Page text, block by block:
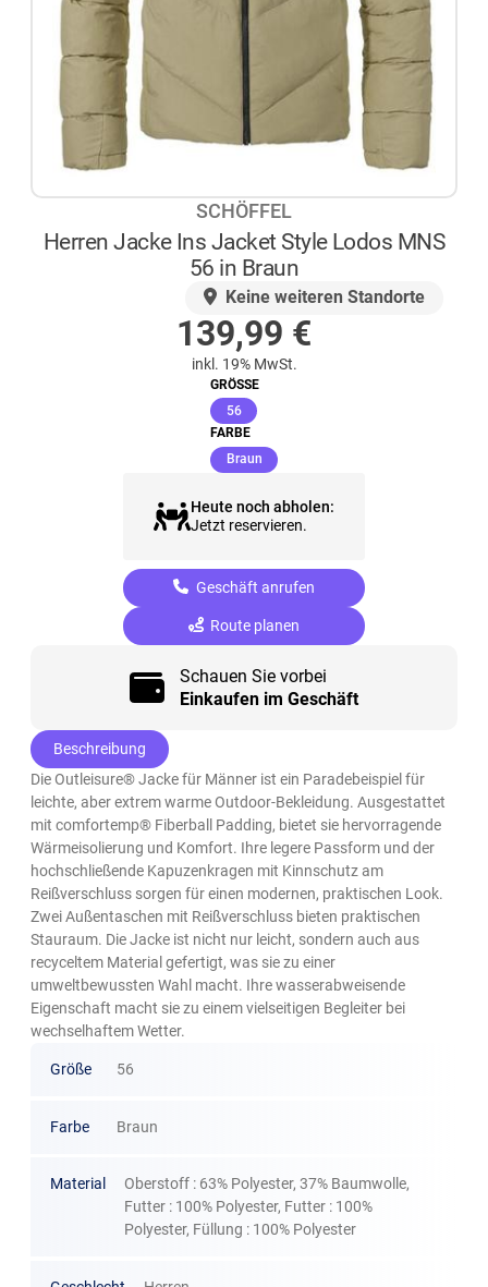
SCHÖFFEL
Herren Jacke Ins Jacket Style Lodos MNS
56 in Braun
Keine weiteren Standorte
139,99 €
inkl. 19% MwSt.
GRÖSSE
56(ausgewählt)
FARBE
Braun(ausgewählt)
Heute noch abholen:
Jetzt reservieren.
Geschäft anrufen
Route planen
Schauen Sie vorbei
Einkaufen im Geschäft
Beschreibung
Die Outleisure® Jacke für Männer ist ein Paradebeispiel für
leichte, aber extrem warme Outdoor-Bekleidung. Ausgestattet
mit comfortemp® Fiberball Padding, bietet sie hervorragende
Wärmeisolierung und Komfort. Ihre legere Passform und der
hochschließende Kapuzenkragen mit Kinnschutz am
Reißverschluss sorgen für einen modernen, praktischen Look.
Zwei Außentaschen mit Reißverschluss bieten praktischen
Stauraum. Die Jacke ist nicht nur leicht, sondern auch aus
recyceltem Material gefertigt, was sie zu einer
umweltbewussten Wahl macht. Ihre wasserabweisende
Eigenschaft macht sie zu einem vielseitigen Begleiter bei
wechselhaftem Wetter.
Größe 56
Farbe Braun
Material
Oberstoff : 63% Polyester, 37% Baumwolle,
Futter : 100% Polyester, Futter : 100%
Polyester, Füllung : 100% Polyester